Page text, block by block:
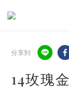
分享到
14玫瑰